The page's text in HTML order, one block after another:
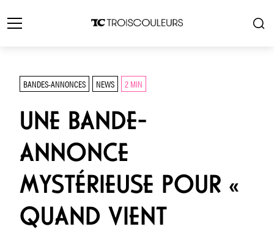
BANDES-ANNONCES NEWS 2 MIN
UNE BANDE-
ANNONCE
MYSTÉRIEUSE POUR «
QUAND VIENT